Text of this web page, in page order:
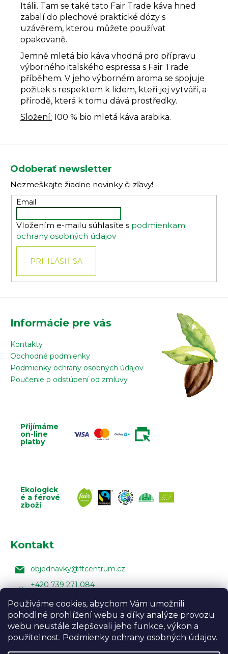
Používáme cookies, abychom Vám umožnili
pohodlné prohlížení webu a díky analýze provozu
webu neustále zlepšovali jeho funkce, výkon a
použitelnost. Podmienky ochrany osobných údajov.
Itálii. Tam se také tato Fair Trade káva hned
zabalí do plechové praktické dózy s
uzávěrem, kterou můžete používat
opakovaně.
Jemně mletá bio káva vhodná pro přípravu
výborného italského espressa s Fair Trade
příběhem. V jeho výborném aroma se spojuje
požitek s respektem k lidem, kteří jej vytváří, a
přírodě, která k tomu dává prostředky.
Složení: 100 % bio mletá káva arabika.
Odoberať newsletter
Nezmeškajte žiadne novinky či zľavy!
Email
Vložením e-mailu súhlasíte s podmienkami
ochrany osobných údajov
PRIHLÁSIŤ SA
Informácie pre vás
Kontakty
Obchodné podmienky
Podmienky ochrany osobných údajov
Poučenie o odstúpení od zmluvy
Přijímáme
on-line
platby
Ekologick
é a férové
zboží
Kontakt
objednavky@ftcentrum.cz
+420 739 271 084
Facebook Fair Trade Centra
FairTradeCentrumcz